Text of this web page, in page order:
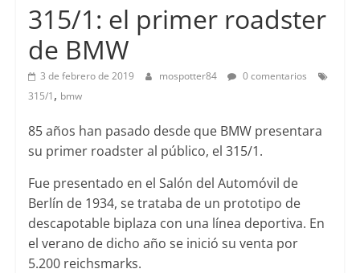
315/1: el primer roadster
de BMW
3 de febrero de 2019 mospotter84
0 comentarios
315/1, bmw
85 años han pasado desde que BMW presentara
su primer roadster al público, el 315/1.
Fue presentado en el Salón del Automóvil de
Berlín de 1934, se trataba de un prototipo de
descapotable biplaza con una línea deportiva. En
el verano de dicho año se inició su venta por
5.200 reichsmarks.